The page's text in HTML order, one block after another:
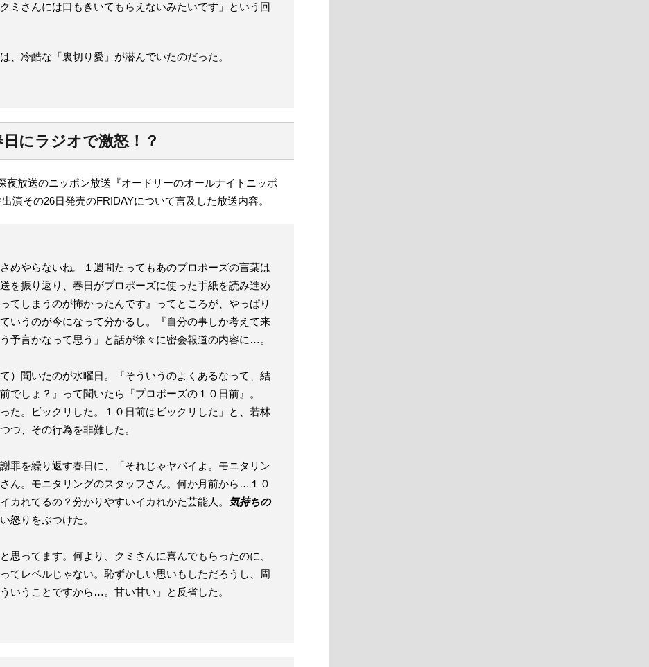
ミさんには口もきいてもらえないみたいです」という回
、冷酷な「裏切り愛」が潜んでいたのだった。
にラジオで激怒！？
夜放送のニッポン放送『オードリーのオールナイトニッポ
演その26日発売のFRIDAYについて言及した放送内容。
めやらないね。１週間たってもあのプロポーズの言葉は
を振り返り、春日がプロポーズに使った手紙を読み進め
てしまうのが怖かったんです』ってところが、やっぱり
いうのが今になって分かるし。『自分の事しか考えて来
予言かなって思う」と話が徐々に密会報道の内容に…。
）聞いたのが水曜日。『そういうのよくあるなって、結
でしょ？』って聞いたら『プロポーズの１０日前』。
た。ビックリした。１０日前はビックリした」と、若林
つ、その行為を非難した。
罪を繰り返す春日に、「それじゃヤバイよ。モニタリン
ん。モニタリングのスタッフさん。何か月前から…１０
カれてるの？分かりやすいイカれかた芸能人。 気持ちの
怒りをぶつけた。
思ってます。何より、クミさんに喜んでもらったのに、
てレベルじゃない。恥ずかしい思いもしただろうし、周
いうことですから…。甘い甘い」と反省した。